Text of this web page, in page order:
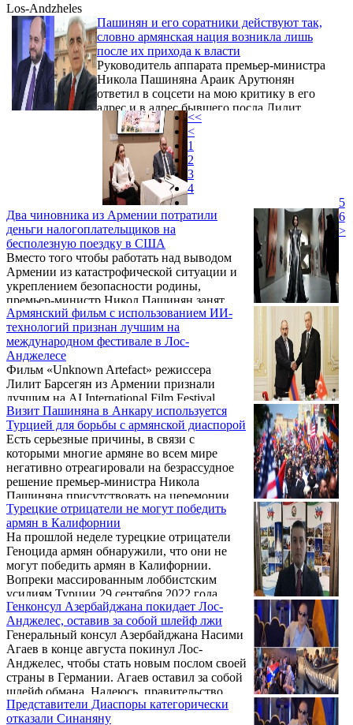
Los-Andzheles
Пашинян и его соратники действуют так,
словно армянская нация возникла лишь
после их прихода к власти
Руководитель аппарата премьер-министра
Никола Пашиняна Араик Арутюнян
ответил в соцсети на мою критику в его
адрес и в адрес бывшего посла Лилит
Макунц в связи с их спорной поездкой в
Лос-Анджелес.
Два чиновника из Армении потратили
деньги налогоплательщиков на
бесполезную поездку в США
Вместо того чтобы работать над выводом
Армении из катастрофической ситуации и
укреплением безопасности родины,
премьер-министр Никол Пашинян занят
тем, что отталкивает армянскую диаспору.
Пашинян командировал на прошлой неделе
в Лос Анджелес двух своих
высокопоставленных чиновников, якобы
для того, чтобы «противостоять
дезинформации», распространяемой
армянами в США.: Отправил он своего
главного советника и бывшего посла в
США Лилит Макунц и руководителя
аппарата премьер-министра Араика
Арутюнян ...
Армянский фильм с использованием ИИ-
технологий признан лучшим на
международном фестивале в Лос-
Анджелесе
Фильм «Unknown Artefact» режиссера
Лилит Барсегян из Армении признали
лучшим на AI International Film Festival,
который прошел 14 декабря в Лос-
Анджелесе. Об этом сообщает официальная
страница фестиваля.
Визит Пашиняна в Анкару используется
Турцией для борьбы с армянской диаспорой
Есть серьезные причины, в связи с
которыми многие армяне во всем мире
негативно отреагировали на безрассудное
решение премьер-министра Никола
Пашиняна присутствовать на церемонии
инаугурации президента Турции Реджепа
Тайипа Эрдогана в Анкаре 3 июня 2023
года.
Турецкие отрицатели не могут победить
армян в Калифорнии
На прошлой неделе турецкие отрицатели
Геноцида армян обнаружили, что они не
могут победить армян в Калифорнии.
Вопреки массированным лоббистским
усилиям Турции 29 сентября 2022 года
губернатор Калифорнии Гэвин Ньюсом
подписал закон, объявляющий 24 апреля
Днем памяти жертв геноцида и не рабочим
днем. Законопроект, внесенный членом
законодательного собрания штата
Калифорния Адрином Назаряном 7 февраля
2022 года, был единогласно принят обеими
палатами законодательного собрания штата
в конце августа ...
Генконсул Азербайджана покидает Лос-
Анджелес, оставив за собой шлейф лжи
Генеральный консул Азербайджана Насими
Агаев в конце августа покинул Лос-
Анджелес, чтобы стать новым послом своей
страны в Германии. Агаев оставил за собой
шлейф обмана. Надеюсь, правительство
Германии будет внимательно следить за
этим сомнительным азербайджанским
Представители Диаспоры категорически
отказали Синаняну
<<
<
1
2
3
4
5
6
>